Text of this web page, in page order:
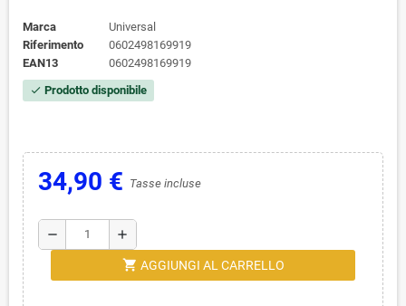
Marca
Universal
Riferimento
0602498169919
EAN13
0602498169919
check Prodotto disponibile
34,90 € Tasse incluse
remove add
shopping_cart AGGIUNGI AL CARRELLO